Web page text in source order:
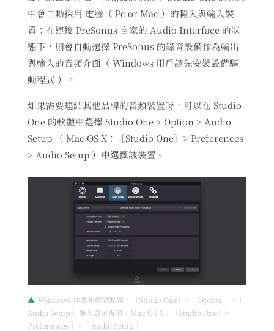
中會自動採用 電腦（ Pc or Mac ）的輸入與輸入裝
置；在連接 PreSonus 自家的 Audio Interface 的狀
態下，則會自動選擇 PreSonus 的錄音設備作為輸出
與輸入的音頻介面（ Windows 用戶請先安裝設備驅
動程式 ）。
如果需要連結其他品牌的音頻裝置時，可以在 Studio
One 的軟體中選擇 Studio One > Option > Audio
Setup （ Mac OS X：［Studio One］> Preferences
> Audio Setup ）中選擇該裝置。
Windows 作業系統請點擊：［Studio One］>［ Option ］>［
Audio Setup ］進入設定視窗；Mac OS X：［Studio One］>［
Preferences ］>［ Audio Setup ］